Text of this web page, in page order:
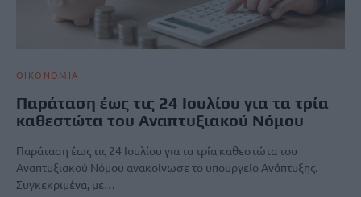
ΟΙΚΟΝΟΜΙΑ
Παράταση έως τις 24 Ιουλίου για τα τρία
καθεστώτα του Αναπτυξιακού Νόμου
Παράταση έως τις 24 Ιουλίου για τα τρία καθεστώτα του
Αναπτυξιακού Νόμου ανακοίνωσε το υπουργείο Ανάπτυξης.
Συγκεκριμένα, με…